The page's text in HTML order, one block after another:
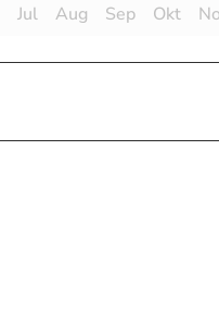
Jul Aug Sep Okt